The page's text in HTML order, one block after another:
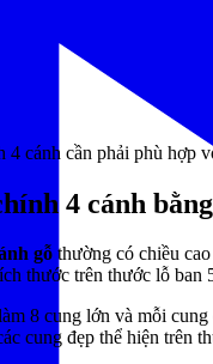
4 cánh cần phải phù hợp
4 cánh
gỗ thường có chiều
thước trên thước lỗ ban
8 cung lớn và mỗi
cung đẹp thể hiện trên